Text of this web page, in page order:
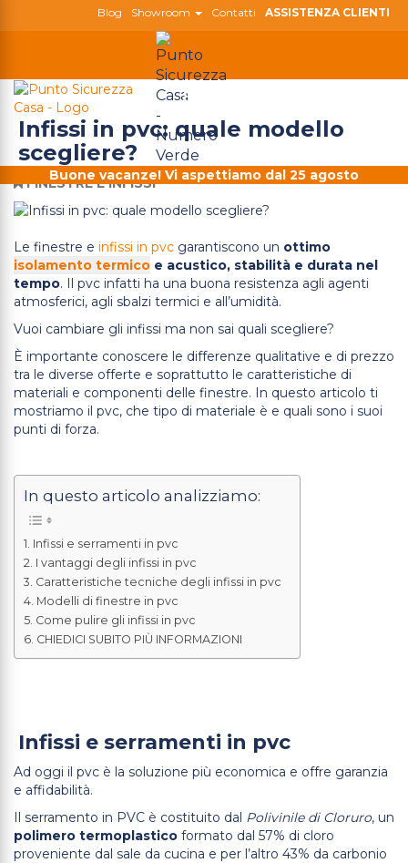
Blog Showroom Contatti ASSISTENZA CLIENTI
800 180 808
Buone vacanze! Vi aspettiamo dal 25 agosto
Infissi in pvc: quale modello
scegliere?
FINESTRE E INFISSI
Le finestre e infissi in pvc garantiscono un ottimo
isolamento termico e acustico, stabilità e durata nel
tempo. Il pvc infatti ha una buona resistenza agli agenti
atmosferici, agli sbalzi termici e all’umidità.
Vuoi cambiare gli infissi ma non sai quali scegliere?
È importante conoscere le differenze qualitative e di prezzo
tra le diverse offerte e soprattutto le caratteristiche di
materiali e componenti delle finestre. In questo articolo ti
mostriamo il pvc, che tipo di materiale è e quali sono i suoi
punti di forza.
In questo articolo analizziamo:
Infissi e serramenti in pvc
I vantaggi degli infissi in pvc
Caratteristiche tecniche degli infissi in pvc
Modelli di finestre in pvc
Come pulire gli infissi in pvc
CHIEDICI SUBITO PIÙ INFORMAZIONI
Infissi e serramenti in pvc
Ad oggi il pvc è la soluzione più economica e offre garanzia
e affidabilità.
Il serramento in PVC è costituito dal Polivinile di Cloruro, un
polimero termoplastico formato dal 57% di cloro
proveniente dal sale da cucina e per l’altro 43% da carbonio